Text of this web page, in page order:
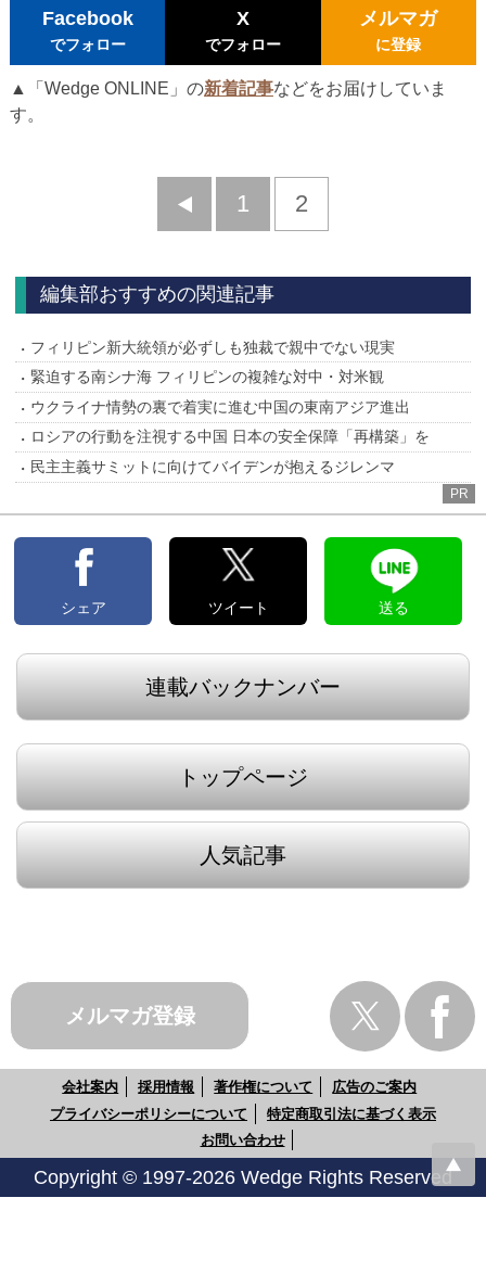
Facebook
でフォロー
X
でフォロー
メルマガ
に登録
▲「Wedge ONLINE」の新着記事などをお届けしていま
す。
前
1 2
編集部おすすめの関連記事
フィリピン新大統領が必ずしも独裁で親中でない現実
緊迫する南シナ海 フィリピンの複雑な対中・対米観
ウクライナ情勢の裏で着実に進む中国の東南アジア進出
ロシアの行動を注視する中国 日本の安全保障「再構築」を
民主主義サミットに向けてバイデンが抱えるジレンマ
PR
シェア ツイート 送る
連載バックナンバー
トップページ
人気記事
メルマガ登録
会社案内 採用情報 著作権について
広告のご案内
プライバシーポリシーについて
特定商取引法に基づく表示
お問い合わせ
Copyright © 1997-2026 Wedge Rights Reserved